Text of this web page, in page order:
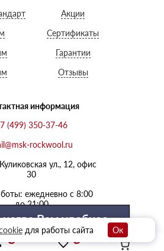
Акции
Сертификаты
Гарантии
Отзывы
информация
(499) 350-37-46
rockwool.ru
ул., 12, офис
30
ежедневно с 8:00
до 21:00
Вам удобнее
удобный день
для работы сайта Ок